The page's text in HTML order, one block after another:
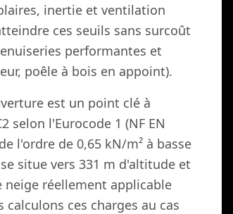
inertie et ventilation
ces seuils sans surcoût
performantes et
poêle à bois en appoint).
est un point clé à
selon l'Eurocode 1 (NF EN
l'ordre de 0,65 kN/m² à basse
situe vers 331 m d'altitude et
neige réellement applicable
ces charges au cas